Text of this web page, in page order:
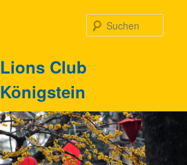
Lions Club
Königstein